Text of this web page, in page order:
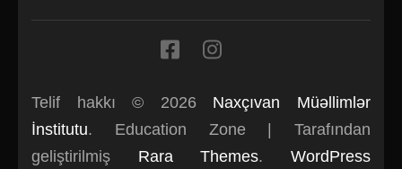
Telif hakkı © 2026 Naxçıvan Müəllimlər
İnstitutu.
Education Zone | Tarafından
geliştirilmiş Rara Themes.WordPress